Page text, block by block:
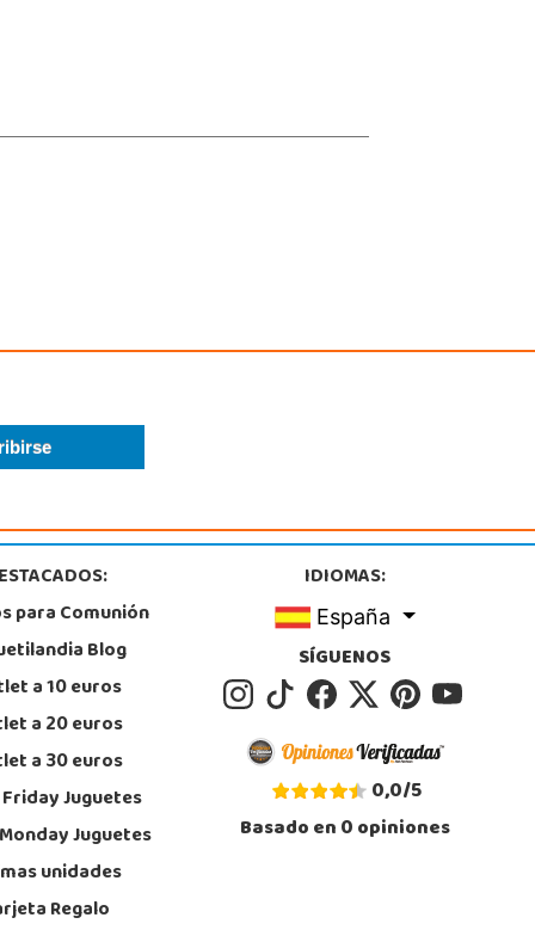
Juguetilandia Leganés
de Sousa, 25
Mérida
371 284
Juguetilandia Parla
de Quevedo, Centro Comercial Parla Natura, local B-4, (A-42 Salida 21
Parla
905 905
Tienda
STOCK DISPONIBLE
Juguetilandia San Juan
para Comunión
Blog
a 10 euros
a 20 euros
a 30 euros
Juguetes
Juguetes
unidades
Regalo
IDIOMAS:
España
SÍGUENOS
0,0/5
Basado en0opiniones